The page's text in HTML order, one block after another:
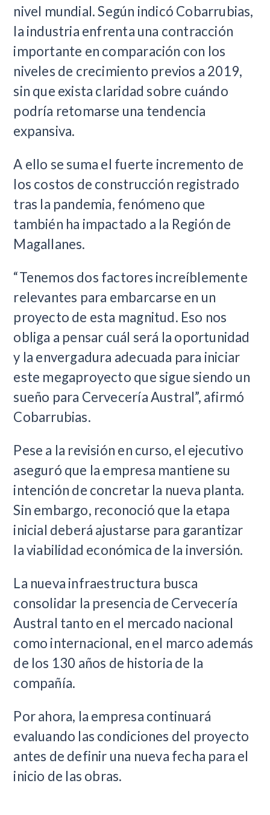
nivel mundial. Según indicó Cobarrubias,
la industria enfrenta una contracción
importante en comparación con los
niveles de crecimiento previos a 2019,
sin que exista claridad sobre cuándo
podría retomarse una tendencia
expansiva.
A ello se suma el fuerte incremento de
los costos de construcción registrado
tras la pandemia, fenómeno que
también ha impactado a la Región de
Magallanes.
“Tenemos dos factores increíblemente
relevantes para embarcarse en un
proyecto de esta magnitud. Eso nos
obliga a pensar cuál será la oportunidad
y la envergadura adecuada para iniciar
este megaproyecto que sigue siendo un
sueño para Cervecería Austral”, afirmó
Cobarrubias.
Pese a la revisión en curso, el ejecutivo
aseguró que la empresa mantiene su
intención de concretar la nueva planta.
Sin embargo, reconoció que la etapa
inicial deberá ajustarse para garantizar
la viabilidad económica de la inversión.
La nueva infraestructura busca
consolidar la presencia de Cervecería
Austral tanto en el mercado nacional
como internacional, en el marco además
de los 130 años de historia de la
compañía.
Por ahora, la empresa continuará
evaluando las condiciones del proyecto
antes de definir una nueva fecha para el
inicio de las obras.